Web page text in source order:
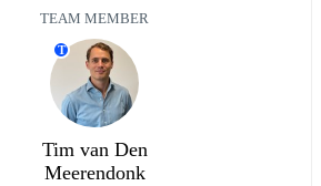
TEAM MEMBER
T
Tim van Den
Meerendonk